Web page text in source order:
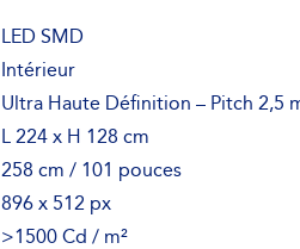
LED SMD
Intérieur
Ultra Haute Définition – Pitch 2,5
L 224 x H 128 cm
258 cm / 101 pouces
896 x 512 px
>1500 Cd / m²